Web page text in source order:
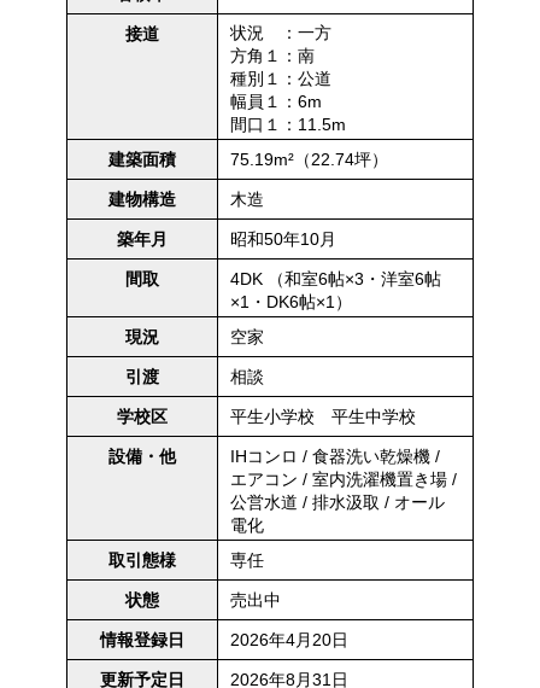
接道
状況 ：一方
方角１：南
種別１：公道
幅員１：6m
間口１：11.5m
建築面積
75.19m²（22.74坪）
建物構造 木造
築年月 昭和50年10月
間取
4DK （和室6帖×3・洋室6帖
×1・DK6帖×1）
現況
空家
引渡 相談
学校区 平生小学校 平生中学校
設備・他
IHコンロ / 食器洗い乾燥機 /
エアコン / 室内洗濯機置き場 /
公営水道 / 排水汲取 / オール
電化
取引態様
専任
状態 売出中
情報登録日 2026年4月20日
更新予定日 2026年8月31日